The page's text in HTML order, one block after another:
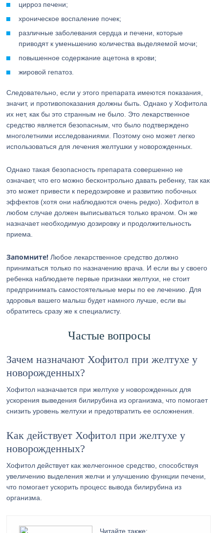
цирроз печени;
хроническое воспаление почек;
различные заболевания сердца и печени, которые
приводят к уменьшению количества выделяемой мочи;
повышенное содержание ацетона в крови;
жировой гепатоз.
Следовательно, если у этого препарата имеются показания,
значит, и противопоказания должны быть. Однако у Хофитола
их нет, как бы это странным не было. Это лекарственное
средство является безопасным, что было подтверждено
многолетними исследованиями. Поэтому оно может легко
использоваться для лечения желтушки у новорожденных.
Однако такая безопасность препарата совершенно не
означает, что его можно бесконтрольно давать ребенку, так как
это может привести к передозировке и развитию побочных
эффектов (хотя они наблюдаются очень редко). Хофитол в
любом случае должен выписываться только врачом. Он же
назначает необходимую дозировку и продолжительность
приема.
Запомните! Любое лекарственное средство должно
приниматься только по назначению врача. И если вы у своего
ребенка наблюдаете первые признаки желтухи, не стоит
предпринимать самостоятельные меры по ее лечению. Для
здоровья вашего малыш будет намного лучше, если вы
обратитесь сразу же к специалисту.
Частые вопросы
Зачем назначают Хофитол при желтухе у
новорожденных?
Хофитол назначается при желтухе у новорожденных для
ускорения выведения билирубина из организма, что помогает
снизить уровень желтухи и предотвратить ее осложнения.
Как действует Хофитол при желтухе у
новорожденных?
Хофитол действует как желчегонное средство, способствуя
увеличению выделения желчи и улучшению функции печени,
что помогает ускорить процесс вывода билирубина из
организма.
Читайте также: